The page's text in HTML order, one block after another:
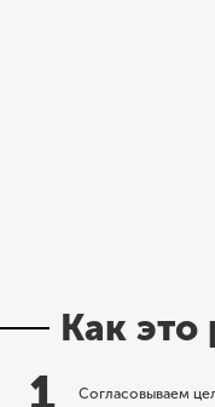
Как это
1 Согласовываем